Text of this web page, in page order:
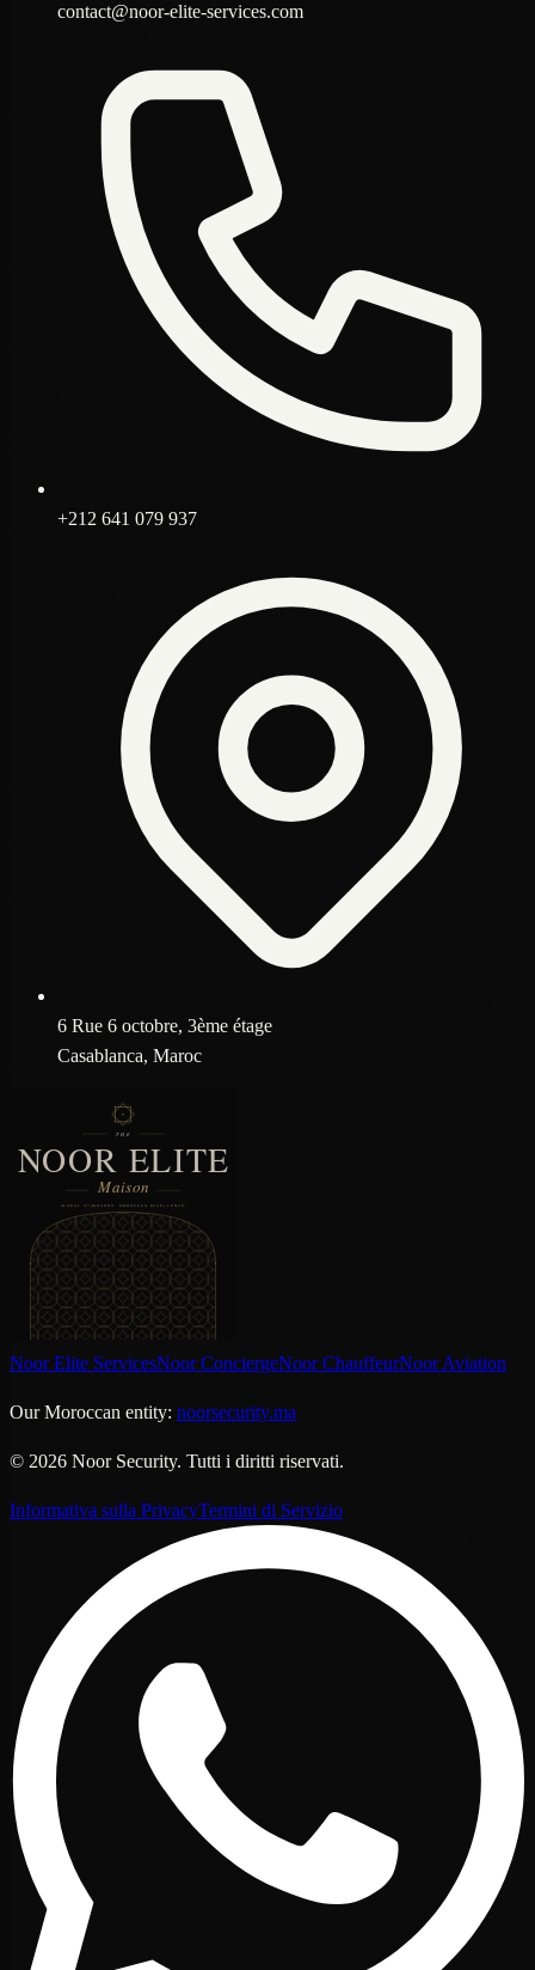
contact@noor-elite-services.com
+212 641 079 937
6 Rue 6 octobre, 3ème étage
Casablanca, Maroc
Noor Elite ServicesNoor ConciergeNoor ChauffeurNoor Aviation
Our Moroccan entity: noorsecurity.ma
© 2026 Noor Security. Tutti i diritti riservati.
Informativa sulla PrivacyTermini di Servizio